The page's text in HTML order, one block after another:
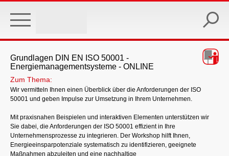
main
Grundlagen DIN EN ISO 50001 -
Energiemanagementsysteme - ONLINE
Zum Thema:
Wir vermitteln Ihnen einen Überblick über die Anforderungen der ISO
50001 und geben Impulse zur Umsetzung in Ihrem Unternehmen.
Mit praxisnahen Beispielen und interaktiven Elementen unterstützen wir
Sie dabei, die Anforderungen der ISO 50001 effizient in Ihre
Unternehmensprozesse zu integrieren. Der Workshop hilft Ihnen,
Energieeinsparpotenziale systematisch zu identifizieren, geeignete
Maßnahmen abzuleiten und eine nachhaltige